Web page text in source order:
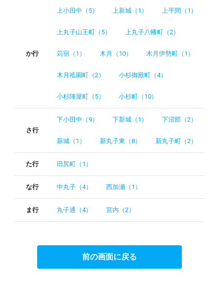
か行
上小田中（5） 上新城（1） 上平間（1）
上丸子山王町（5） 上丸子八幡町（2）
苅宿（1） 木月（10） 木月伊勢町（1）
木月祗園町（2） 小杉御殿町（4）
小杉陣屋町（5） 小杉町（10）
さ行
下小田中（9） 下新城（1） 下沼部（2）
新城（1） 新丸子東（8） 新丸子町（2）
た行 田尻町（1）
な行 中丸子（4） 西加瀬（1）
ま行 丸子通（4） 宮内（2）
前の画面に戻る